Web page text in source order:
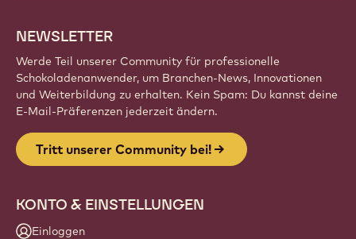
NEWSLETTER
Werde Teil unserer Community für professionelle
Schokoladenanwender, um Branchen-News, Innovationen
und Weiterbildung zu erhalten. Kein Spam: Du kannst deine
E-Mail-Präferenzen jederzeit ändern.
Tritt unserer Community bei!
KONTO & EINSTELLUNGEN
Einloggen